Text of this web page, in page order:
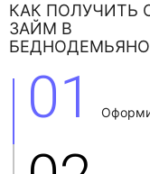
КАК ПОЛУЧИТЬ
ЗАЙМ В
01